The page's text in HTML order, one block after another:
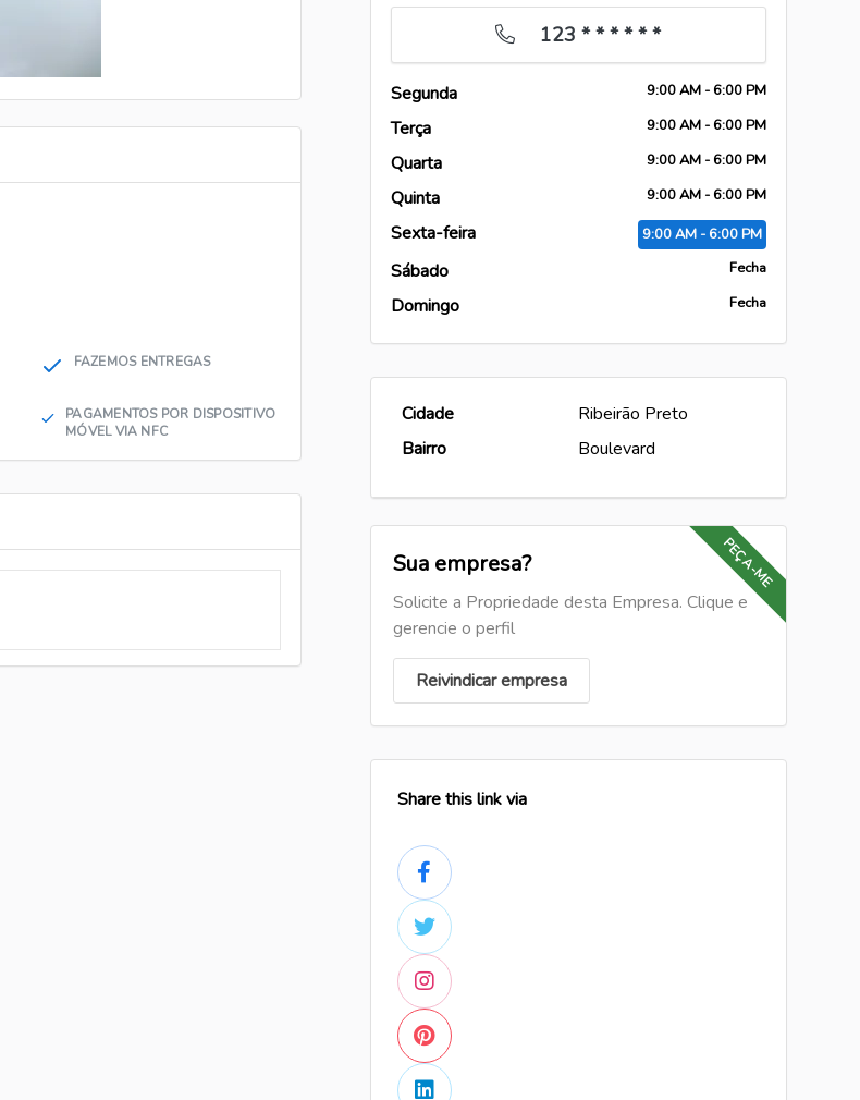
123 * * * * * *
Segunda 9:00AM - 6:00PM
Terça 9:00AM - 6:00PM
Quarta 9:00AM - 6:00PM
Quinta 9:00AM - 6:00PM
Sexta-feira 9:00AM - 6:00PM
Sábado Fecha
Domingo Fecha
Cidade
Ribeirão Preto
Bairro
Boulevard
PEÇA-ME
Sua empresa?
Solicite a Propriedade desta Empresa. Clique e
gerencie o perfil
Reivindicar empresa
Share this link via
FAZEMOS ENTREGAS
PAGAMENTOS POR DISPOSITIVO
MÓVEL VIA NFC